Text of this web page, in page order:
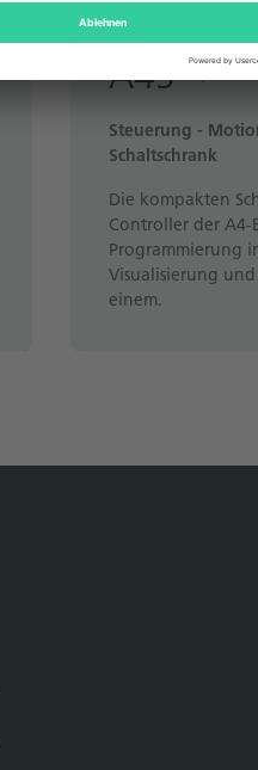
A4S
Steuerung -
Schaltschrank
Die kompakten
Controller der
Programmierung in
Visualisierung
einem.